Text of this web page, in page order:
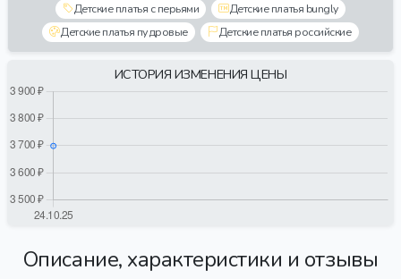
Детские платья с перьями
Детские платья bungly
Детские платья пудровые
Детские платья российские
ИСТОРИЯ ИЗМЕНЕНИЯ ЦЕНЫ
Описание, характеристики и отзывы